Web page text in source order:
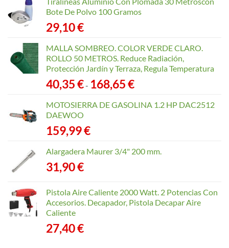
168,65 €
Bote De Polvo 100 Gramos
29,10€
MALLA SOMBREO. COLOR VERDE CLARO.
ROLLO 50 METROS. Reduce Radiación,
Protección Jardín y Terraza, Regula Temperatura
40,35€- 168,65€Rango
precios:
MOTOSIERRA DE GASOLINA 1.2 HP DAC2512
DAEWOO
159,99€
Alargadera Maurer 3/4" 200 mm.
31,90€
Pistola Aire Caliente 2000 Watt. 2 Potencias Con
Accesorios. Decapador, Pistola Decapar Aire
Caliente
27,40€